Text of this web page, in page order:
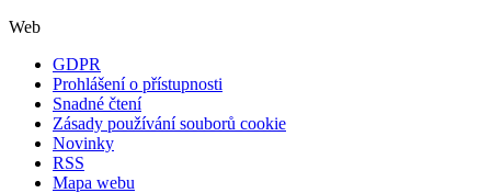
Web
GDPR
Prohlášení o přístupnosti
Snadné čtení
Zásady používání souborů cookie
Novinky
RSS
Mapa webu